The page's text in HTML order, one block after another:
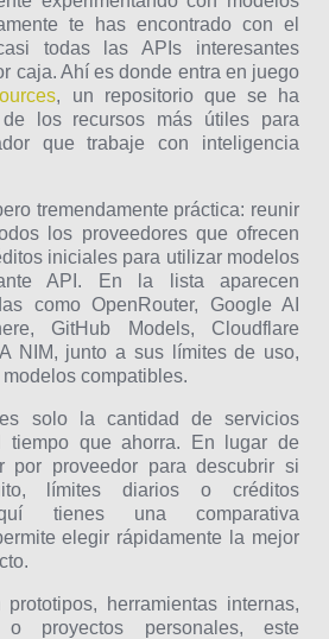
te has encontrado con el
todas las APIs interesantes
caja. Ahí es donde entra en juego
, un repositorio que se ha
los recursos más útiles para
que trabaje con inteligencia
tremendamente práctica: reunir
los proveedores que ofrecen
iniciales para utilizar modelos
API. En la lista aparecen
como OpenRouter, Google AI
GitHub Models, Cloudflare
NIM, junto a sus límites de uso,
compatibles.
solo la cantidad de servicios
tiempo que ahorra. En lugar de
por proveedor para descubrir si
límites diarios o créditos
tienes una comparativa
elegir rápidamente la mejor
herramientas internas,
o proyectos personales, este